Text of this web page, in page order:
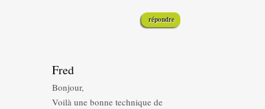
répondre
Fred
Bonjour,
Voilà une bonne technique de